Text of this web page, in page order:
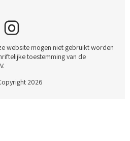
website mogen niet gebruikt worden
toestemming van de
2026